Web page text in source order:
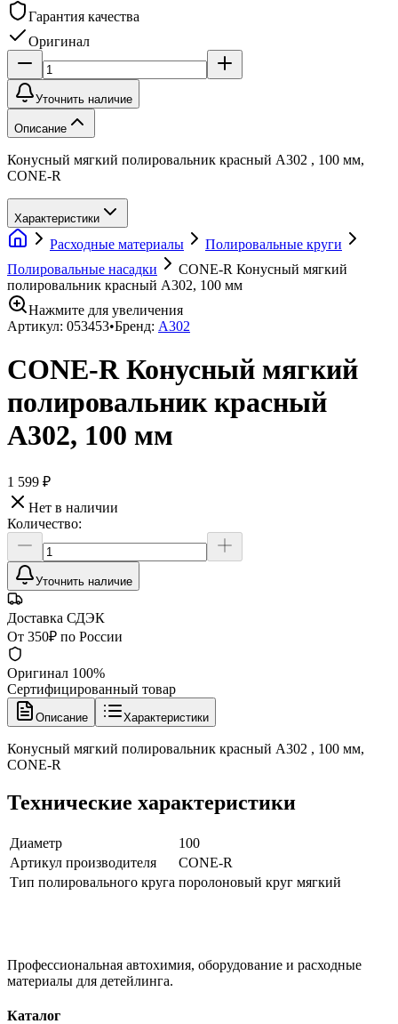
Гарантия качества
Оригинал
Уточнить наличие
Описание
Конусный мягкий полировальник красный A302 , 100 мм,
CONE-R
Характеристики
Расходные материалы
Полировальные круги
Полировальные насадки
CONE-R Конусный мягкий
полировальник красный A302, 100 мм
Нажмите для увеличения
Артикул: 053453•Бренд: A302
CONE-R Конусный мягкий
полировальник красный
A302, 100 мм
1 599 ₽
Нет в наличии
Количество:
Уточнить наличие
Доставка СДЭК
От 350₽ по России
Оригинал 100%
Сертифицированный товар
Описание Характеристики
Конусный мягкий полировальник красный A302 , 100 мм,
CONE-R
Технические характеристики
Диаметр
100
Артикул производителя
CONE-R
Тип полировального круга поролоновый круг мягкий
Профессиональная автохимия, оборудование и расходные
материалы для детейлинга.
Каталог